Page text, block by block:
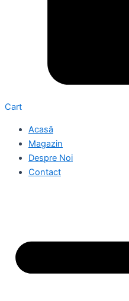
Cart
Acasă
Magazin
Despre Noi
Contact